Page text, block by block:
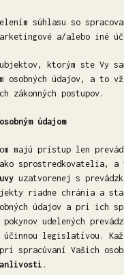
súhlasu so
a/alebo iné
ktorým ste Vy
osobných údajov, a to
zákonných postupov.
údajom
majú prístup len
sprostredkovatelia, a
uzatvorenej s
riadne chránia a
údajov a pri ich
udelených
legislatívou.
spracúvaní Vašich
.